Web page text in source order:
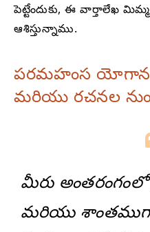
పెట్టేందుకు, ఈ వార్తాలేఖ
ఆశిస్తున్నాము.
పరమహంస
మరియు రచనల
మీరు
మరియు